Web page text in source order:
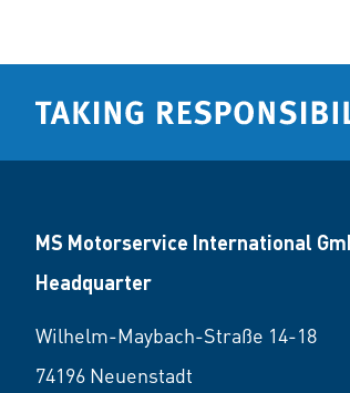
MS Motorservice International
Headquarter
Wilhelm-Maybach-Straße 14-18
74196 Neuenstadt